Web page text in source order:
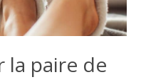
la paire de